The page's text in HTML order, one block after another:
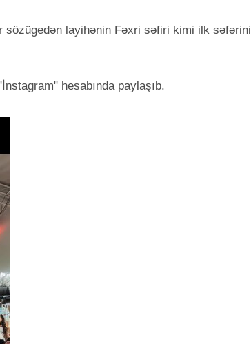
layihənin Fəxri səfiri kimi ilk səfərini
hesabında paylaşıb.